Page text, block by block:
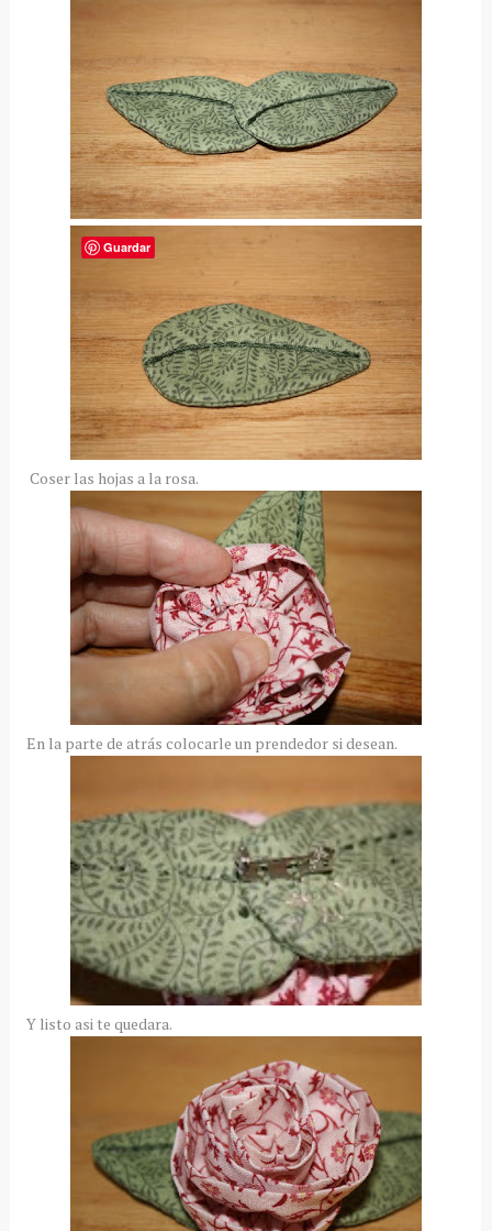
Coser las hojas a la rosa.
En la parte de atrás colocarle un prendedor si desean.
Y listo asi te quedara.
Guardar